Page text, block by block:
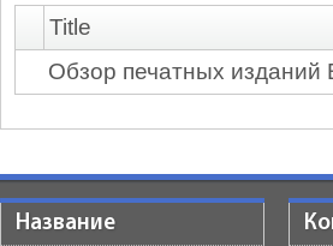
Title
Обзор печатных изданий
Название